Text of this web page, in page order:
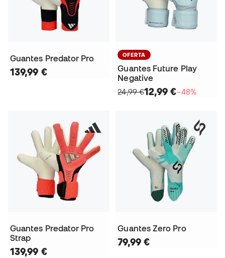
Guantes Predator Pro
139,99 €
OFERTA
Guantes Future Play
Negative
24,99 €12,99 €−48%
Guantes Predator Pro
Strap
139,99 €
Guantes Zero Pro
79,99 €